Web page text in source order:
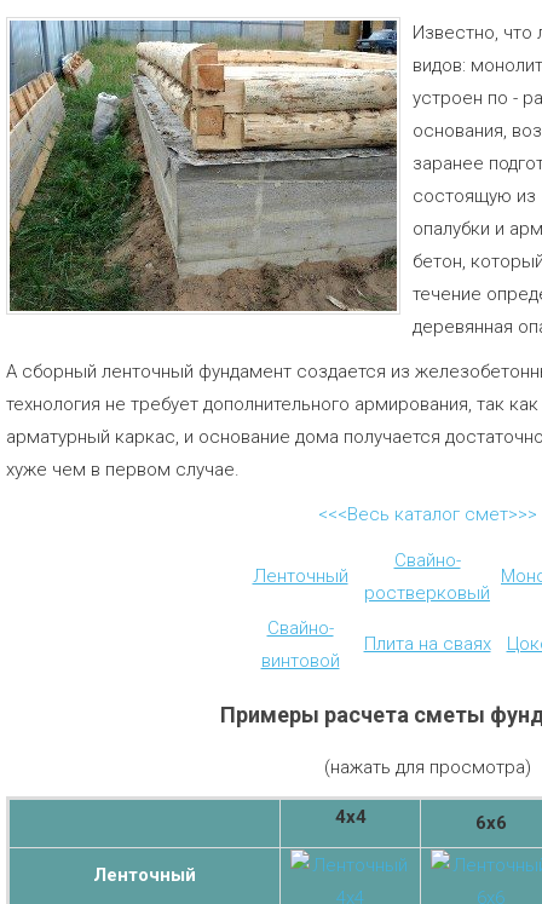
Известно, что
видов:
устроен по -
основания,
заранее
состоящую из
опалубки и
бетон,
течение
деревянная
А сборный ленточный фундамент создается из
технология не требует дополнительного армирования, так
арматурный каркас, и основание дома получается
хуже чем в первом случае.
<<<Весь каталог смет>>>
Ленточный
Свайно-
ростверковый
Свайно-
винтовой
Плита на сваях
Примеры расчета сметы
(нажать для просмотра)
4х4 6х6
Ленточный